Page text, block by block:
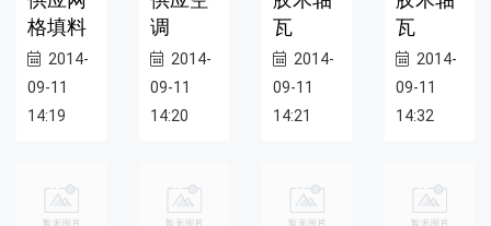
格填料
2014-
09-11
14:19
调
2014-
09-11
14:20
瓦
2014-
09-11
14:21
瓦
2014-
09-11
14:32